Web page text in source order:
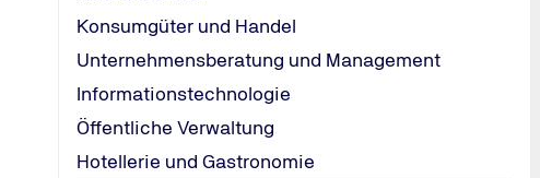
Konsumgüter und Handel
Unternehmensberatung und Management
Informationstechnologie
Öffentliche Verwaltung
Hotellerie und Gastronomie
Tätigkeit. Entscheidend ist, wie Unternehmen sie bewerten
macht, potenzielle Gefahren zu ignorieren, ist es zielführend,
mit einer systematischen Risikobewertung beziehungsweise
Ihr Unternehmen identifizieren und welche Methoden für die